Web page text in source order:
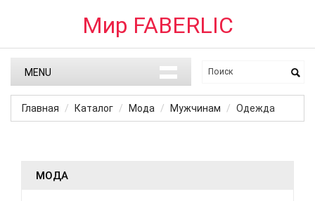
Мир FABERLIC
MENU
Главная Каталог Мода Мужчинам Одежда
МОДА